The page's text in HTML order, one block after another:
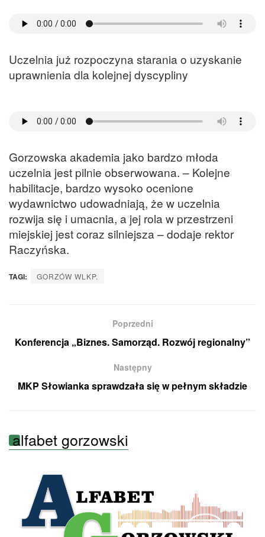
Uczelnia już rozpoczyna starania o uzyskanie
uprawnienia dla kolejnej dyscypliny
Gorzowska akademia jako bardzo młoda
uczelnia jest pilnie obserwowana. – Kolejne
habilitacje, bardzo wysoko ocenione
wydawnictwo udowadniają, że w uczelnia
rozwija się i umacnia, a jej rola w przestrzeni
miejskiej jest coraz silniejsza – dodaje rektor
Raczyńska.
TAGI: GORZÓW WLKP.
Poprzedni
Konferencja „Biznes. Samorząd. Rozwój regionalny”
Następny
MKP Słowianka sprawdzała się w pełnym składzie
alfabet gorzowski